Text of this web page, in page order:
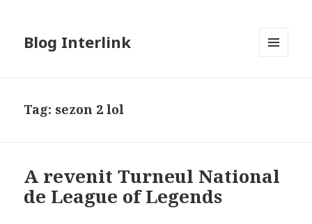
Blog Interlink
Tag: sezon 2 lol
A revenit Turneul National
de League of Legends